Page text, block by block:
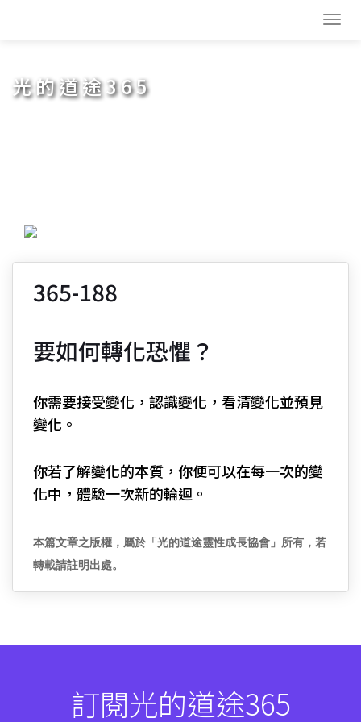
光的道途365
365-188
要如何轉化恐懼？
你需要接受變化，認識變化，看清變化並預見
變化。
你若了解變化的本質，你便可以在每一次的變
化中，體驗一次新的輪迴。
本篇文章之版權，屬於「光的道途靈性成長協會」所有，若
轉載請註明出處。
訂閱光的道途365